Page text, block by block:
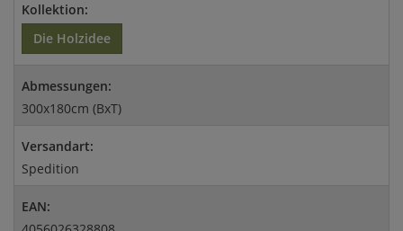
Kollektion:
Die Holzidee
Abmessungen:
300x180cm (BxT)
Versandart:
Spedition
EAN: